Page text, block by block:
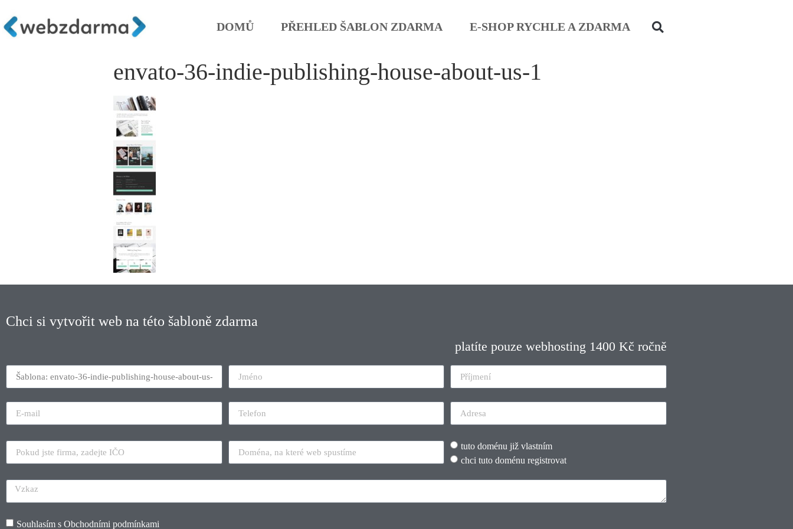
DOMŮ PŘEHLED ŠABLON ZDARMA E-SHOP RYCHLE A ZDARMA
envato-36-indie-publishing-house-about-us-1
Chci si vytvořit web na této šabloně zdarma
platíte pouze webhosting 1400 Kč ročně
tuto doménu již vlastním
chci tuto doménu registrovat
Souhlasím s Obchodními podmínkami